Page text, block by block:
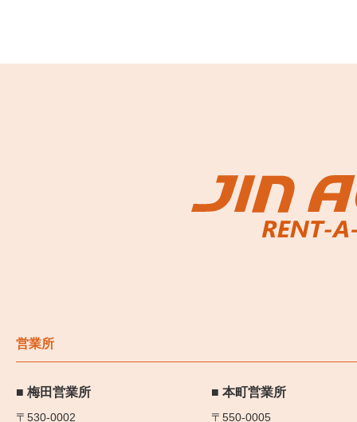
営業所
梅田営業所
〒530-0002
本町営業所
〒550-0005